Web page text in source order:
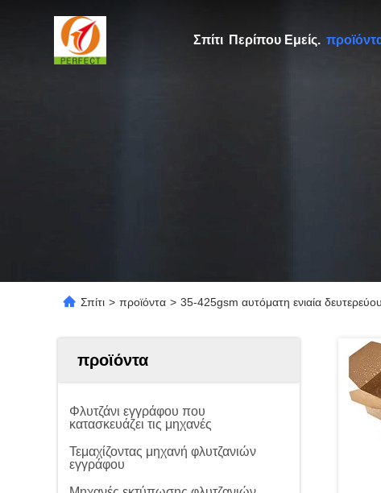
Σπίτι Περίπου Εμείς.
Σπίτι > προϊόντα > 35-425gsm αυτόματη ενιαία
προϊόντα
Φλυτζάνι εγγράφου που
κατασκευάζει τις μηχανές
Τεμαχίζοντας μηχανή φλυτζανιών
εγγράφου